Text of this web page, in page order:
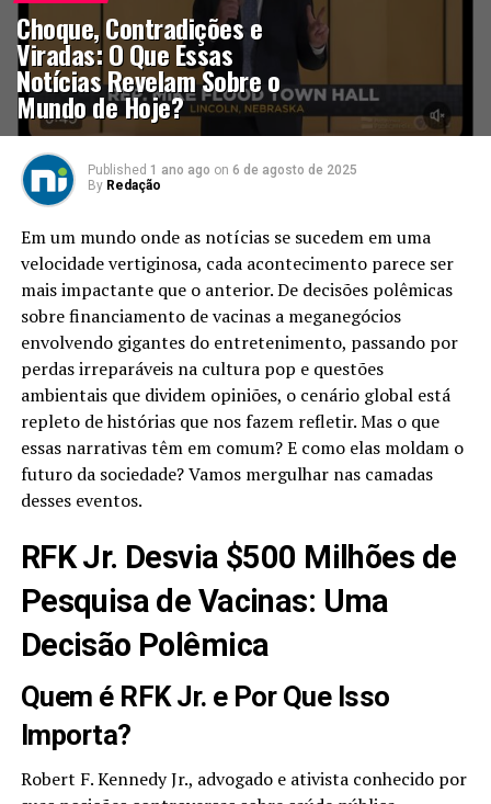
Choque, Contradições e
Viradas: O Que Essas
Notícias Revelam Sobre o
Mundo de Hoje?
Published 1 ano ago on 6 de agosto de 2025
By Redação
Em um mundo onde as notícias se sucedem em uma
velocidade vertiginosa, cada acontecimento parece ser
mais impactante que o anterior. De decisões polêmicas
sobre financiamento de vacinas a meganegócios
envolvendo gigantes do entretenimento, passando por
perdas irreparáveis na cultura pop e questões
ambientais que dividem opiniões, o cenário global está
repleto de histórias que nos fazem refletir. Mas o que
essas narrativas têm em comum? E como elas moldam o
futuro da sociedade? Vamos mergulhar nas camadas
desses eventos.
RFK Jr. Desvia $500 Milhões de
Pesquisa de Vacinas: Uma
Decisão Polêmica
Quem é RFK Jr. e Por Que Isso
Importa?
Robert F. Kennedy Jr., advogado e ativista conhecido por